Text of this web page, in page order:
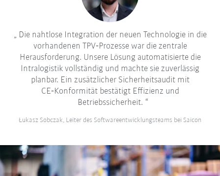
Die nahtlose Integration der neuen Technologie in die
vorhandenen TPV‑Prozesse war die zentrale
Herausforderung. Unsere Lösung automatisierte die
Intralogistik vollständig und machte sie zuverlässig
planbar. Ein zusätzlicher Sicherheitsaudit mit
CE‑Konformität bestätigt Effizienz und
Betriebssicherheit.
Łukasz Sobczak, Leiter des Softwareentwicklungsteams bei Saicon